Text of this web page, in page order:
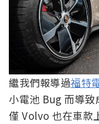
繼我們報導過福特
小電池 Bug 而導
僅 Volvo 也在車款